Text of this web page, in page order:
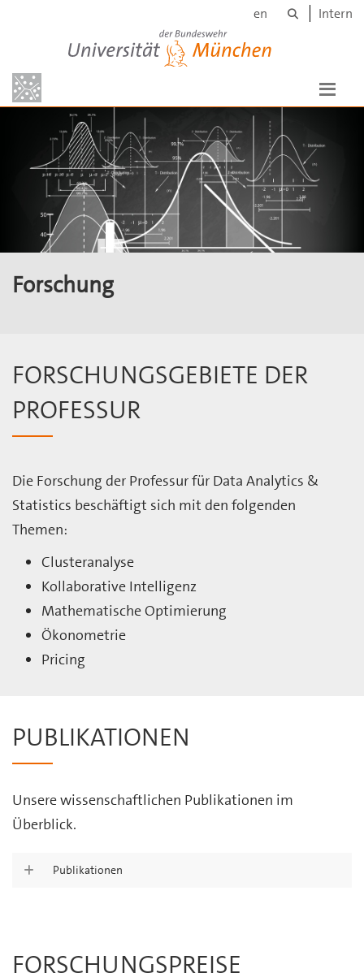
Universität der Bundeswehr München
en Intern
Forschung
FORSCHUNGSGEBIETE DER
PROFESSUR
Die Forschung der Professur für Data Analytics &
Statistics beschäftigt sich mit den folgenden
Themen:
Clusteranalyse
Kollaborative Intelligenz
Mathematische Optimierung
Ökonometrie
Pricing
PUBLIKATIONEN
Unsere wissenschaftlichen Publikationen im
Überblick.
Publikationen
FORSCHUNGSPREISE